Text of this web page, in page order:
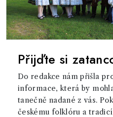
Přijďte si
Do redakce nám přišla
informace, která by
tanečně nadané z vás.
českému folklóru a